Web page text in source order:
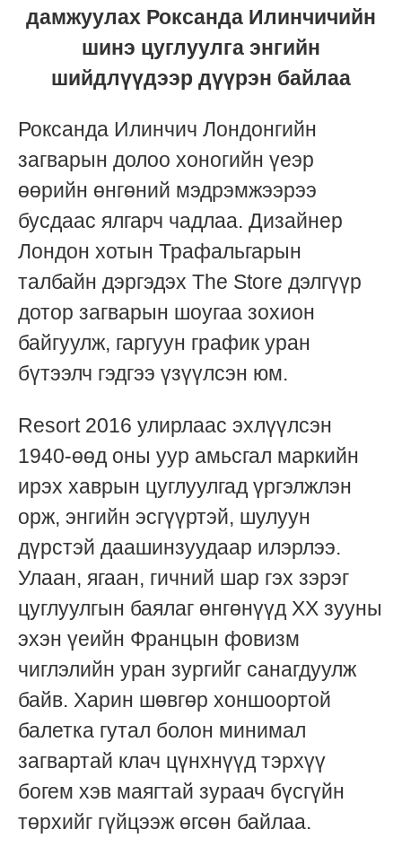
дамжуулах Роксанда Илинчичийн
шинэ цуглуулга энгийн
шийдлүүдээр дүүрэн байлаа
Роксанда Илинчич Лондонгийн
загварын долоо хоногийн үеэр
өөрийн өнгөний мэдрэмжээрээ
бусдаас ялгарч чадлаа. Дизайнер
Лондон хотын Трафальгарын
талбайн дэргэдэх The Store дэлгүүр
дотор загварын шоугаа зохион
байгуулж, гаргуун график уран
бүтээлч гэдгээ үзүүлсэн юм.
Resort 2016 улирлаас эхлүүлсэн
1940-өөд оны уур амьсгал маркийн
ирэх хаврын цуглуулгад үргэлжлэн
орж, энгийн эсгүүртэй, шулуун
дүрстэй даашинзуудаар илэрлээ.
Улаан, ягаан, гичний шар гэх зэрэг
цуглуулгын баялаг өнгөнүүд XX зууны
эхэн үеийн Францын фовизм
чиглэлийн уран зургийг санагдуулж
байв. Харин шөвгөр хоншоортой
балетка гутал болон минимал
загвартай клач цүнхнүүд тэрхүү
богем хэв маягтай зураач бүсгүйн
төрхийг гүйцээж өгсөн байлаа.